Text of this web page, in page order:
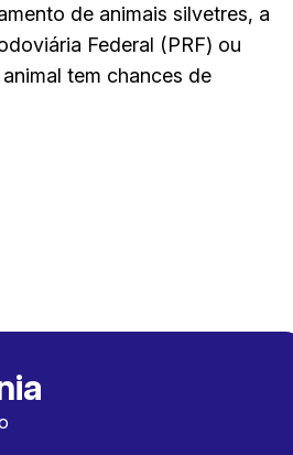
de animais silvetres, a
Federal (PRF) ou
tem chances de